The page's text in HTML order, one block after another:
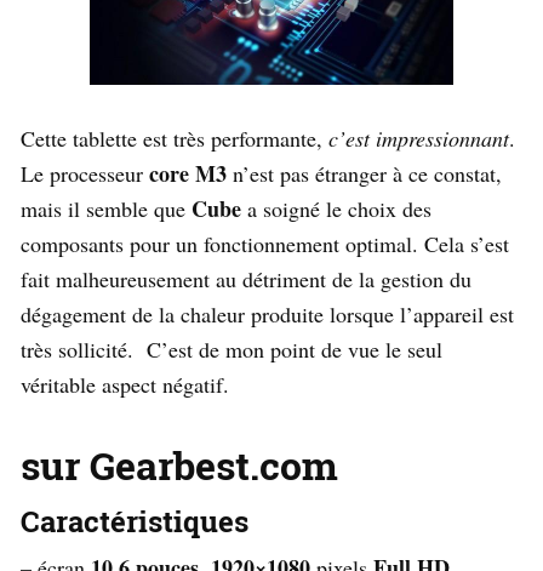
Cette tablette est très performante, c’est impressionnant.
Le processeur core M3 n’est pas étranger à ce constat,
mais il semble que Cube a soigné le choix des
composants pour un fonctionnement optimal. Cela s’est
fait malheureusement au détriment de la gestion du
dégagement de la chaleur produite lorsque l’appareil est
très sollicité. C’est de mon point de vue le seul
véritable aspect négatif.
sur Gearbest.com
Caractéristiques